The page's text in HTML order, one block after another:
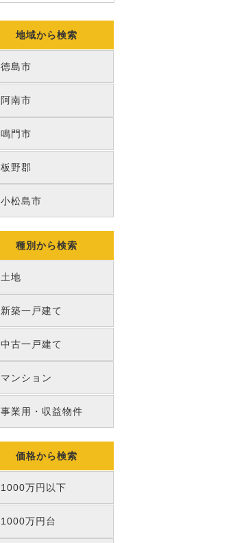
地域から検索
徳島市
阿南市
鳴門市
板野郡
小松島市
種別から検索
土地
新築一戸建て
中古一戸建て
マンション
事業用・収益物件
価格から検索
1000万円以下
1000万円台